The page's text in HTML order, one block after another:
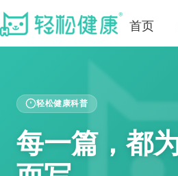
首页
轻松健康科普
每一篇，都